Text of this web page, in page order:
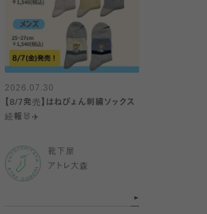
2026.07.30
【8/7発売】はねぴょん刺繍ソックス
続報🐰✈️
靴下屋
アトレ大森